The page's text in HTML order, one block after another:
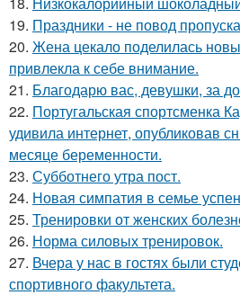
19. Праздники - не повод
20. Жена цекало поделилась
привлекла к себе внимание.
21. Благодарю вас, девушки, за
22. Португальская спортсменка
удивила интернет, опубликовав
месяце беременности.
23. Субботнего утра пост.
24. Новая симпатия в семье
25. Тренировки от женских
26. Норма силовых тренировок.
27. Вчера у нас в гостях были
спортивного факультета.